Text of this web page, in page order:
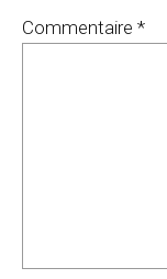
Commentaire *